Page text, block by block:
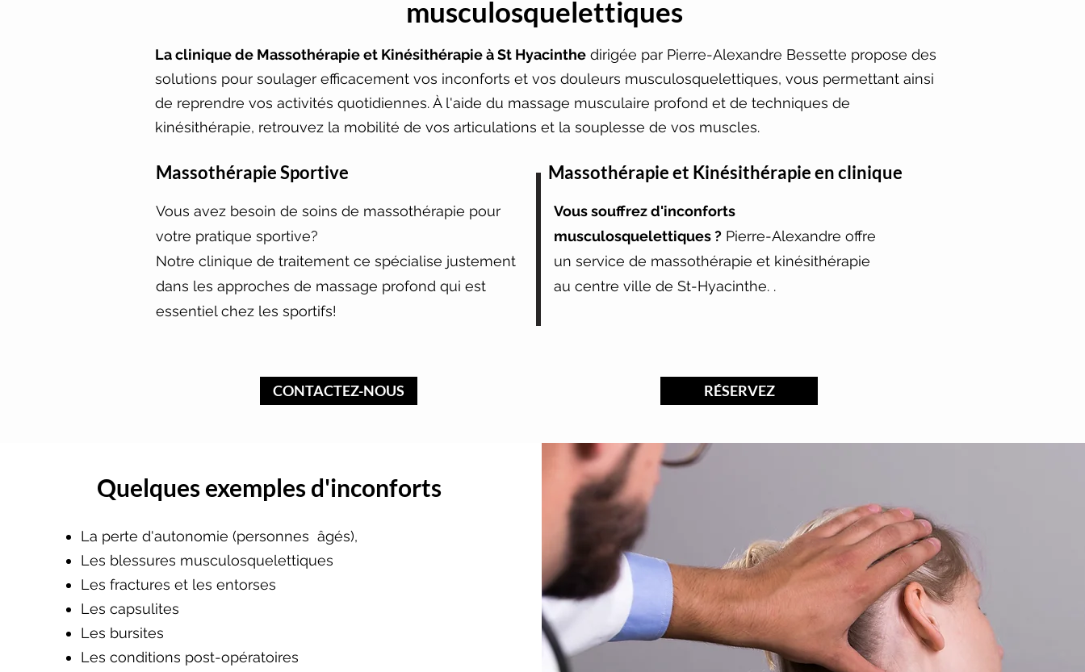
musculosquelettiques
La clinique de Massothérapie et Kinésithérapie à St Hyacinthe dirigée par Pierre-Alexandre Bessette propose des
solutions pour soulager efficacement vos inconforts et vos douleurs musculosquelettiques, vous permettant ainsi
de reprendre vos activités quotidiennes. À l'aide du massage musculaire profond et de techniques de
kinésithérapie, retrouvez la mobilité de vos articulations et la souplesse de vos muscles.
Massothérapie Sportive
Vous avez besoin de soins de massothérapie pour
votre pratique sportive?
Notre clinique de traitement ce spécialise justement
dans les approches de massage profond qui est
essentiel chez les sportifs!
Massothérapie et Kinésithérapie en clinique
Vous souffrez d'inconforts
musculosquelettiques ? Pierre-Alexandre offre
un service de massothérapie et kinésithérapie
au centre ville de St-Hyacinthe. .
CONTACTEZ-NOUS RÉSERVEZ
Quelques exemples d'inconforts
La perte d'autonomie (personnes âgés),
Les blessures musculosquelettiques
Les fractures et les entorses
Les capsulites
Les bursites
Les conditions post-opératoires